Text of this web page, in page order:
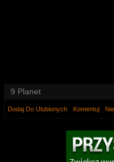
9 Planet
Dodaj Do Ulubionych Komentuj